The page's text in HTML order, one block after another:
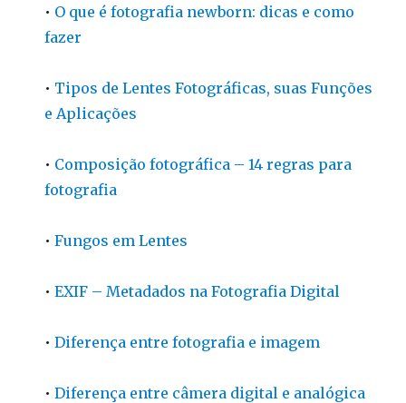
• O que é fotografia newborn: dicas e como
fazer
• Tipos de Lentes Fotográficas, suas Funções
e Aplicações
• Composição fotográfica – 14 regras para
fotografia
•Fungos em Lentes
•EXIF – Metadados na Fotografia Digital
•Diferença entre fotografia e imagem
•Diferença entre câmera digital e analógica